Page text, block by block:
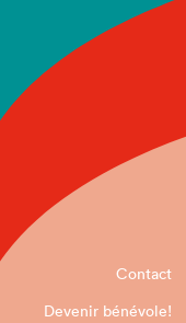
Contact
Devenir bénévole!